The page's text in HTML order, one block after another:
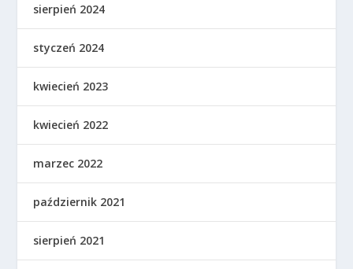
sierpień 2024
styczeń 2024
kwiecień 2023
kwiecień 2022
marzec 2022
październik 2021
sierpień 2021